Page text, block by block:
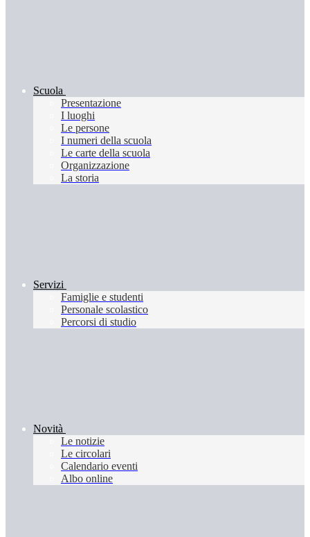
Scuola
Presentazione
I luoghi
Le persone
I numeri della scuola
Le carte della scuola
Organizzazione
La storia
Servizi
Famiglie e studenti
Personale scolastico
Percorsi di studio
Novità
Le notizie
Le circolari
Calendario eventi
Albo online